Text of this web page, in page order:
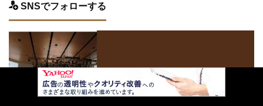
SNSでフォローする
Facebook Twitter